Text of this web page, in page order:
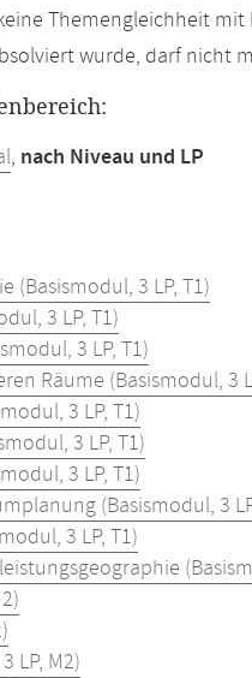
Themengleichheit
wurde, darf nicht
, nach Niveau und LP
(Basismodul, 3 LP, T1)
3 LP, T1)
3 LP, T1)
Räume (Basismodul, 3
3 LP, T1)
3 LP, T1)
3 LP, T1)
(Basismodul, 3
3 LP, T1)
LP, M2)